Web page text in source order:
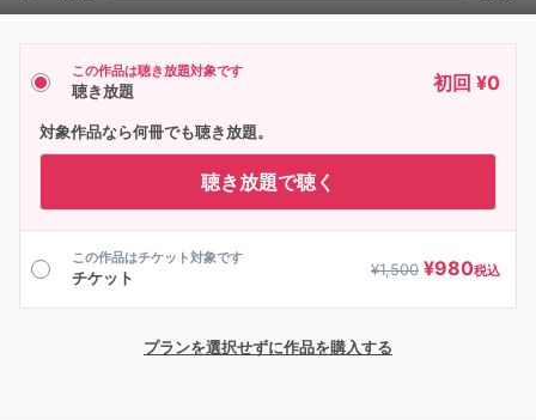
この作品は聴き放題対象です
聴き放題 初回 ¥0
対象作品なら何冊でも聴き放題。
聴き放題で聴く
この作品はチケット対象です
チケット ¥1,500 ¥980税込
プランを選択せずに作品を購入する